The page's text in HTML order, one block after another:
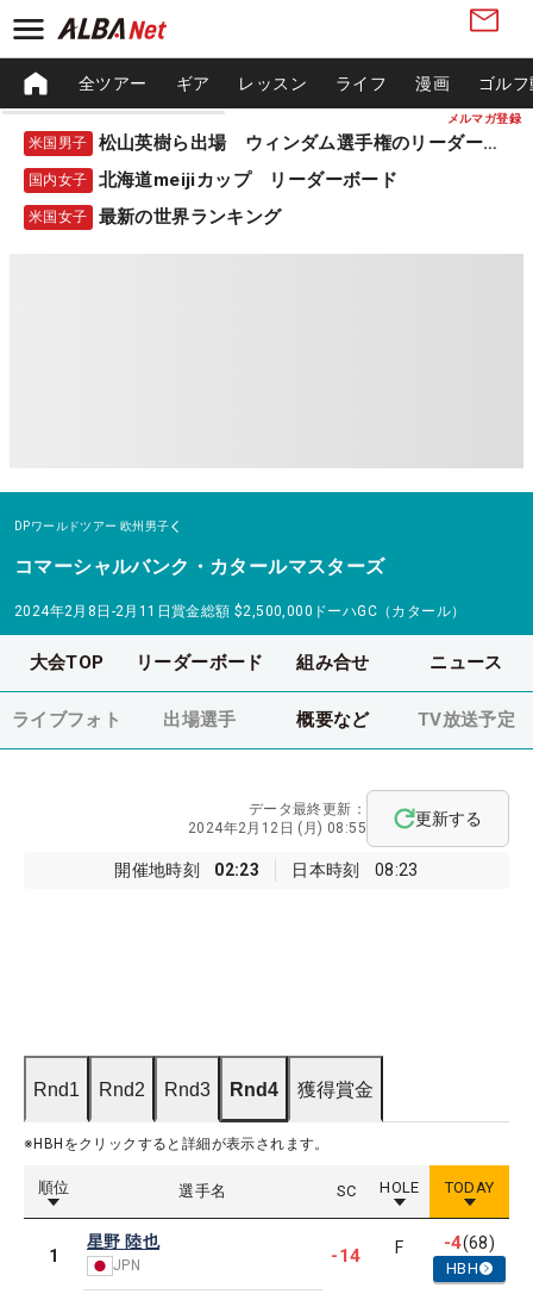
メルマガ登録
全ツアー ギア レッスン ライフ 漫画 ゴル
米国男子 松山英樹ら出場 ウィンダム選手権のリーダーボード
国内女子 北海道meijiカップ リーダーボード
米国女子 最新の世界ランキング
DPワールドツアー 欧州男子
コマーシャルバンク・カタールマスターズ
2024年2月8日-2月11日賞金総額 $2,500,000 ドーハGC（カタール）
大会TOP リーダーボード 組み合せ ニュース
ライブフォト 出場選手 概要など TV放送予定
開催地時刻 02:23 日本時刻 08:23
データ最終更新：
2024年2月12日 (月) 08:55
更新する
Rnd1 Rnd2 Rnd3 Rnd4 獲得賞金
※HBHをクリックすると詳細が表示されます。
順位 選手名 SC HOLE TODAY
1
星野 陸也
JPN -14 F -4(68)
HBH